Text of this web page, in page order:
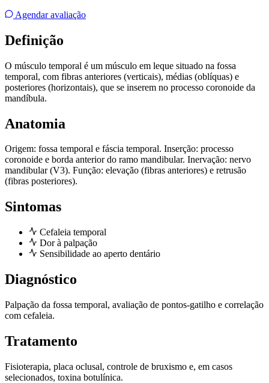
Agendar avaliação
Definição
O músculo temporal é um músculo em leque situado na fossa
temporal, com fibras anteriores (verticais), médias (oblíquas) e
posteriores (horizontais), que se inserem no processo coronoide da
mandíbula.
Anatomia
Origem: fossa temporal e fáscia temporal. Inserção: processo
coronoide e borda anterior do ramo mandibular. Inervação: nervo
mandibular (V3). Função: elevação (fibras anteriores) e retrusão
(fibras posteriores).
Sintomas
Cefaleia temporal
Dor à palpação
Sensibilidade ao aperto dentário
Diagnóstico
Palpação da fossa temporal, avaliação de pontos-gatilho e correlação
com cefaleia.
Tratamento
Fisioterapia, placa oclusal, controle de bruxismo e, em casos
selecionados, toxina botulínica.